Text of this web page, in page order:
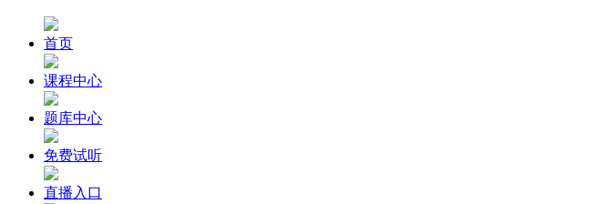
首页
课程中心
题库中心
免费试听
直播入口